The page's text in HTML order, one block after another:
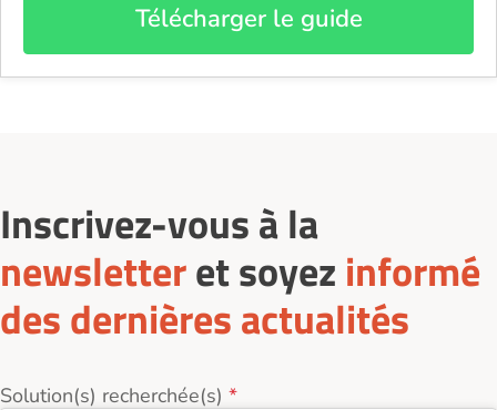
Télécharger le guide
Inscrivez-vous à la
newsletteret soyez informé
des dernières actualités
Solution(s) recherchée(s)